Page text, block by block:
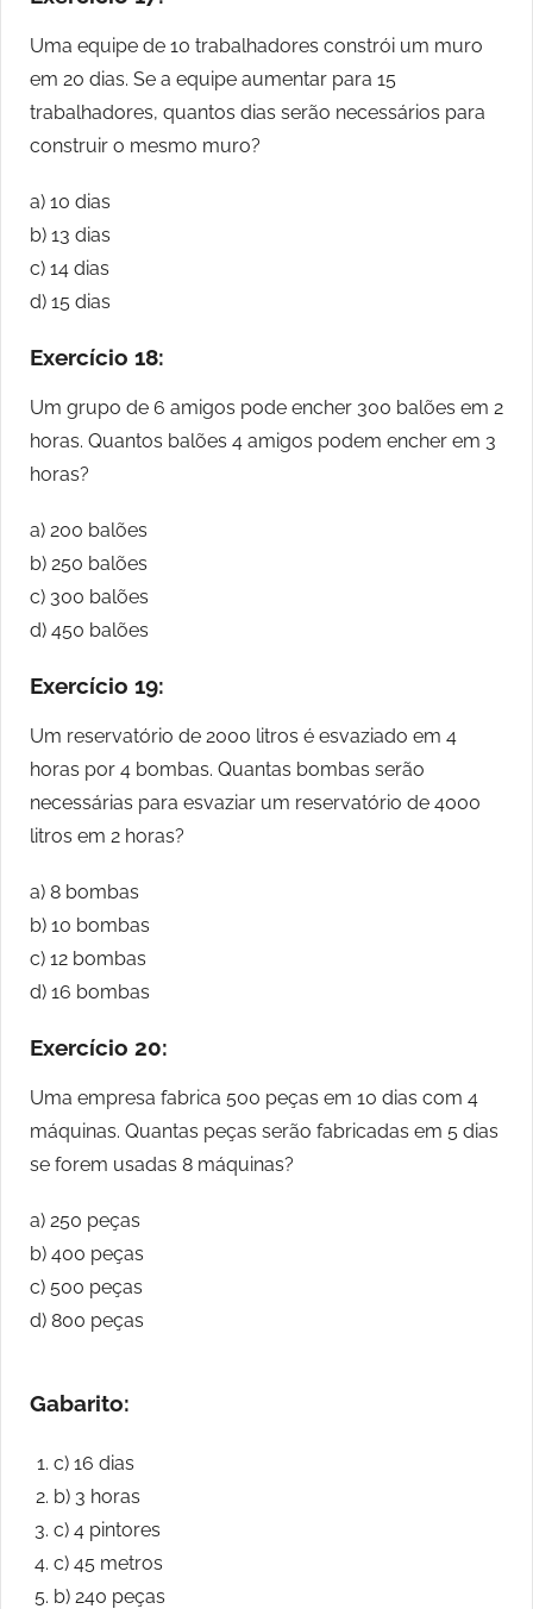
Uma equipe de 10 trabalhadores constrói um muro
em 20 dias. Se a equipe aumentar para 15
trabalhadores, quantos dias serão necessários para
construir o mesmo muro?
a) 10 dias
b) 13 dias
c) 14 dias
d) 15 dias
Exercício 18:
Um grupo de 6 amigos pode encher 300 balões em 2
horas. Quantos balões 4 amigos podem encher em 3
horas?
a) 200 balões
b) 250 balões
c) 300 balões
d) 450 balões
Exercício 19:
Um reservatório de 2000 litros é esvaziado em 4
horas por 4 bombas. Quantas bombas serão
necessárias para esvaziar um reservatório de 4000
litros em 2 horas?
a) 8 bombas
b) 10 bombas
c) 12 bombas
d) 16 bombas
Exercício 20:
Uma empresa fabrica 500 peças em 10 dias com 4
máquinas. Quantas peças serão fabricadas em 5 dias
se forem usadas 8 máquinas?
a) 250 peças
b) 400 peças
c) 500 peças
d) 800 peças
Gabarito:
c) 16 dias
b) 3 horas
c) 4 pintores
c) 45 metros
b) 240 peças